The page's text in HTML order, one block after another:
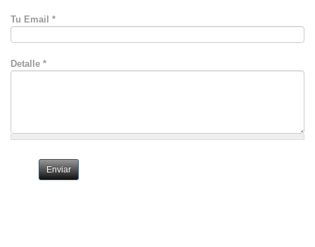
Tu Email *
Detalle *
Enviar